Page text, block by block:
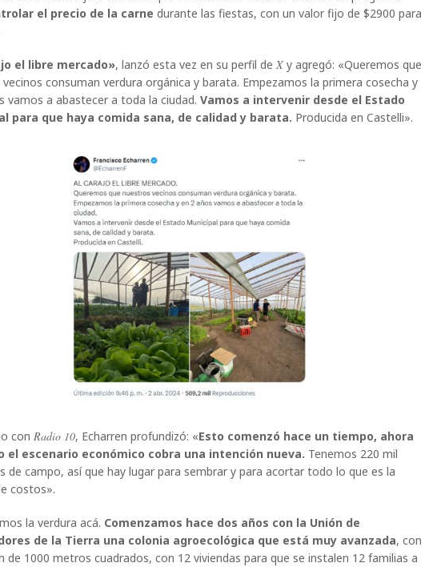
el precio de la carne durante las fiestas, con un valor fijo de $2900 para
el libre mercado», lanzó esta vez en su perfil deX y agregó: «Queremos que
consuman verdura orgánica y barata. Empezamos la primera cosecha y
vamos a abastecer a toda la ciudad.Vamos a intervenir desde el Estado
para que haya comida sana, de calidad y barata. Producida en Castelli».
conRadio 10, Echarren profundizó: «Esto comenzó hace un tiempo, ahora
el escenario económico cobra una intención nueva. Tenemos 220 mil
de campo, así que hay lugar para sembrar y para acortar todo lo que es la
costos».
la verdura acá. Comenzamos hace dos años con la Unión de
de la Tierra una colonia agroecológica que está muy avanzada, con
de 1000 metros cuadrados, con 12 viviendas para que se instalen 12 familias a